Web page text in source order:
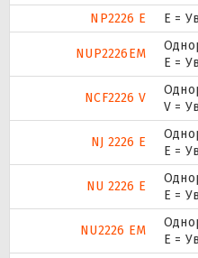
NP2226 E
Е =
NUP2226EM
E =
NCF2226 V
V =
NJ 2226 E
Е =
NU 2226 E
Е =
NU2226 EM
E =